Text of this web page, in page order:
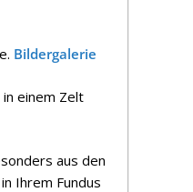
Bildergalerie
einem Zelt
aus den
Ihrem Fundus